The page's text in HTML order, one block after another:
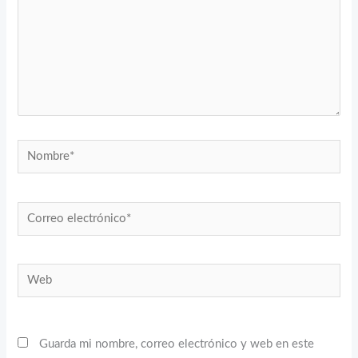
Nombre*
Correo
electrónico*
Web
Guarda mi nombre, correo electrónico y web en este